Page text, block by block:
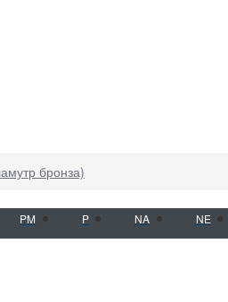
бронза)
PM P NA NE